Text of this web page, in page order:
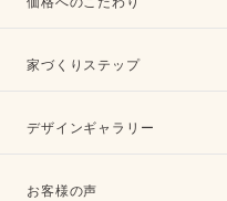
家づくりステップ
デザインギャラリー
お客様の声